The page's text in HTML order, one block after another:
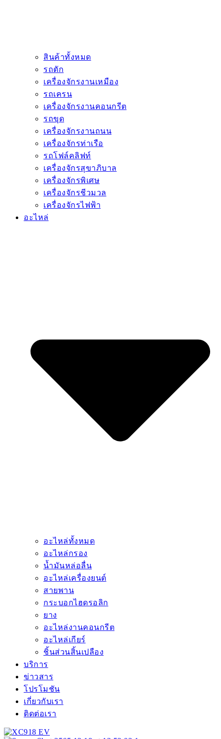
สินค้าทั้งหมด
รถตัก
เครื่องจักรงานเหมือง
รถเครน
เครื่องจักรงานคอนกรีต
รถขุด
เครื่องจักรงานถนน
เครื่องจักรท่าเรือ
รถโฟล์คลิฟท์
เครื่องจักรสุขาภิบาล
เครื่องจักรพิเศษ
เครื่องจักรชีวมวล
เครื่องจักรไฟฟ้า
อะไหล่
อะไหล่ทั้งหมด
อะไหล่กรอง
น้ำมันหล่อลื่น
อะไหล่เครื่องยนต์
สายพาน
กระบอกไฮดรอลิก
ยาง
อะไหล่งานคอนกรีต
อะไหล่เกียร์
ชิ้นส่วนสิ้นเปลือง
บริการ
ข่าวสาร
โปรโมชัน
เกี่ยวกับเรา
ติดต่อเรา